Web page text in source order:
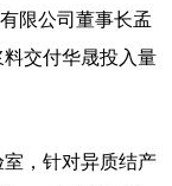
限公司董事长孟
交付华晟投入量
，针对异质结产